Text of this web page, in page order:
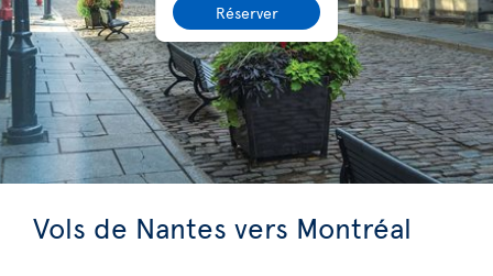
Réserver
Vols de Nantes vers Montréal